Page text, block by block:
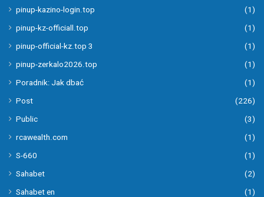
pinup-kazino-login.top
(1)
pinup-kz-officiall.top
(1)
pinup-official-kz.top 3
(1)
pinup-zerkalo2026.top
(1)
Poradnik: Jak dbać
(1)
Post
(226)
Public
(3)
rcawealth.com
(1)
S-660
(1)
Sahabet
(2)
Sahabet en
(1)